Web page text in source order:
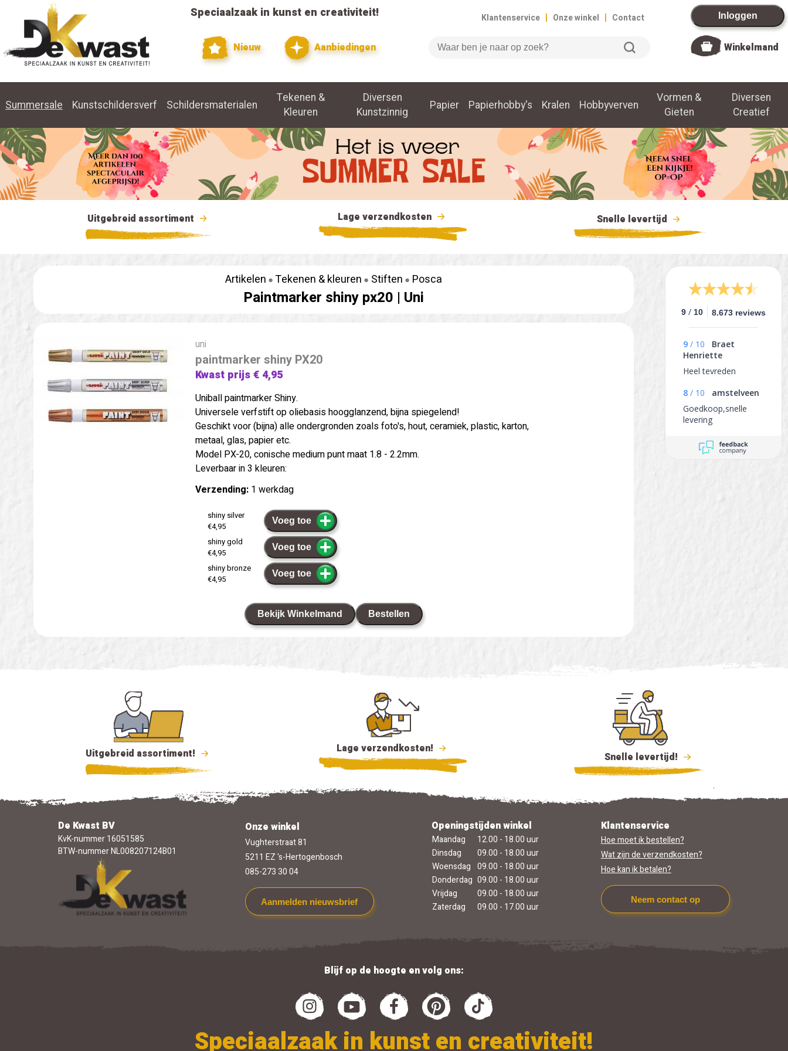
Speciaalzaak in kunst en creativiteit!
Nieuw Aanbiedingen
Klantenservice | Onze winkel | Contact
Zoeken
Inloggen
Winkelmand
Summersale Kunstschildersverf Schildersmaterialen
Tekenen &
Kleuren
Diversen
Kunstzinnig
Papier Papierhobby's Kralen Hobbyverven
Vormen &
Gieten
Diversen
Creatief
Uitgebreid assortiment Lage verzendkosten Snelle levertijd
9 / 10 8.673 reviews
9 / 10
Braet
Henriette
Heel tevreden
8 / 10
amstelveen
Goedkoop,snelle
levering
Artikelen Tekenen & kleuren Stiften Posca
Paintmarker shiny px20 | Uni
uni
paintmarker shiny PX20
Kwast prijs € 4,95
Uniball paintmarker Shiny.
Universele verfstift op oliebasis hoogglanzend, bijna spiegelend!
Geschikt voor (bijna) alle ondergronden zoals foto's, hout, ceramiek, plastic, karton,
metaal, glas, papier etc.
Model PX-20, conische medium punt maat 1.8 - 2.2mm.
Leverbaar in 3 kleuren:
Verzending: 1 werkdag
shiny silver
€4,95
Voeg toe
shiny gold
€4,95
Voeg toe
shiny bronze
€4,95
Voeg toe
Bekijk Winkelmand Bestellen
Uitgebreid assortiment! Lage verzendkosten!
Snelle levertijd!
De Kwast BV
KvK-nummer 16051585
BTW-nummer NL008207124B01
Onze winkel
Vughterstraat 81
5211 EZ 's-Hertogenbosch
085-273 30 04
Aanmelden nieuwsbrief
Openingstijden winkel
Maandag
12.00 - 18.00 uur
Dinsdag
09.00 - 18.00 uur
Woensdag 09.00 - 18.00 uur
Donderdag 09.00 - 18.00 uur
Vrijdag
09.00 - 18.00 uur
Zaterdag
09.00 - 17.00 uur
Klantenservice
Hoe moet ik bestellen?
Wat zijn de verzendkosten?
Hoe kan ik betalen?
Neem contact op
Blijf op de hoogte en volg ons:
Speciaalzaak in kunst en creativiteit!